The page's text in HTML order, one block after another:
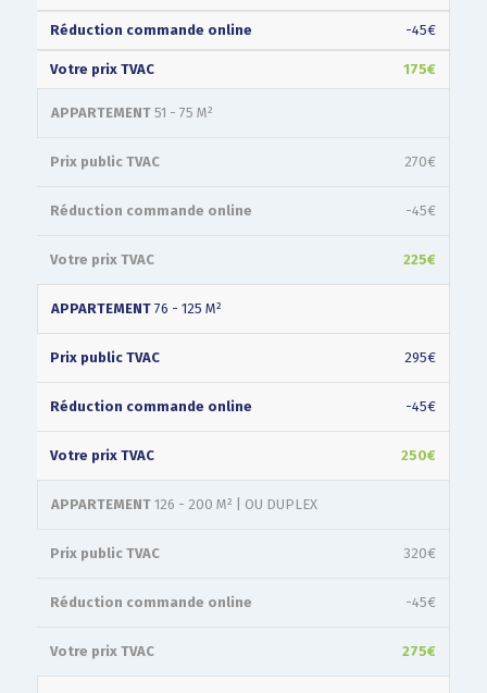
-45€
175€
APPARTEMENT51 - 75 M²
270€
-45€
225€
APPARTEMENT76 - 125 M²
295€
-45€
250€
APPARTEMENT126 - 200 M² | OU DUPLEX
320€
-45€
275€